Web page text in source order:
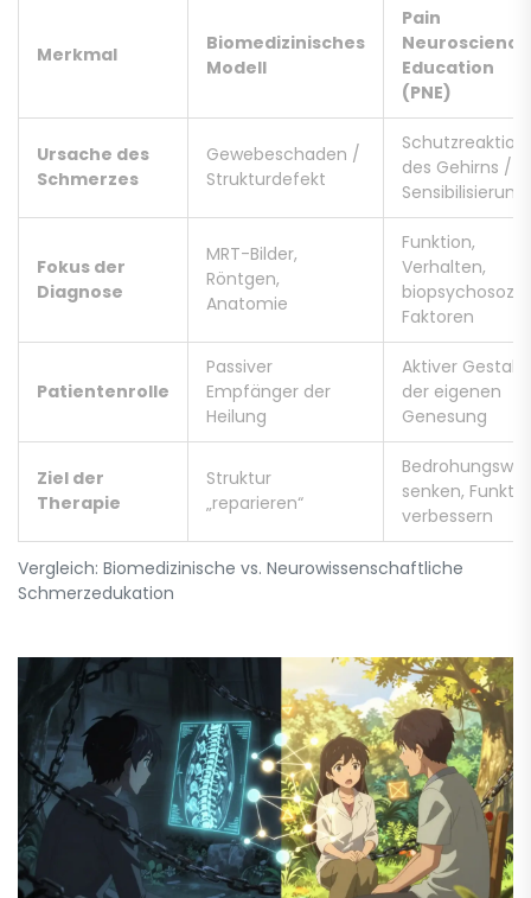
Vergleich: Biomedizinische vs. Neurowissenschaftliche
Schmerzedukation
Merkmal
Biomedizinisches
Modell
Pain
Neuroscience
Education
(PNE)
Ursache des
Schmerzes
Gewebeschaden /
Strukturdefekt
Schutzreaktion
des Gehirns /
Sensibilisierung
Fokus der
Diagnose
MRT-Bilder,
Röntgen,
Anatomie
Funktion,
Verhalten,
Faktoren
Patientenrolle
Passiver
Empfänger der
Heilung
Aktiver
der eigenen
Genesung
Ziel der
Therapie
Struktur
„reparieren“
senken,
verbessern